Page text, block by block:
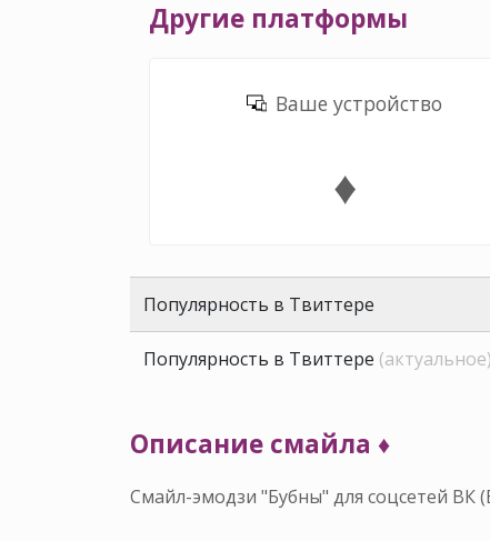
Другие платформы
Ваше устройство
♦️
Популярность в Твиттере
Популярность в Твиттере (актуальное)
Описание смайла ♦️
Смайл-эмодзи "Бубны" для соцсетей ВК